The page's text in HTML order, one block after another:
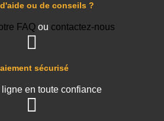
sécurisé
ligne en toute confiance
ou de conseils ?
FAQ ou contactez-nous